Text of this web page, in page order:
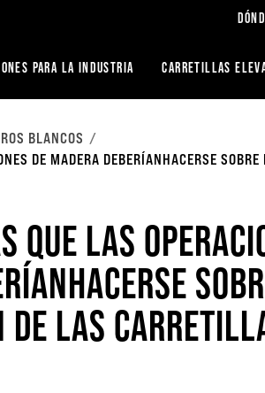
PARA LA INDUSTRIA CARRETILLAS
BLANCOS
DE MADERA DEBERÍANHACERSE
QUE LAS
DE LAS